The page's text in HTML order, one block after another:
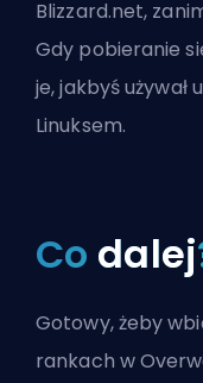
Blizzard.net,
Gdy pobieranie
je, jakbyś używał
Linuksem.
Co dalej
Gotowy, żeby
rankach w